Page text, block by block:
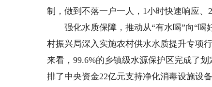
制，做到不落一户一人，1小时快速响应、
强化水质保障，推动从“有水喝”向“喝
村振兴局深入实施农村供水水质提升专项
来看，99.6%的乡镇级水源保护区完成了
排了中央资金22亿元支持净化消毒设施设